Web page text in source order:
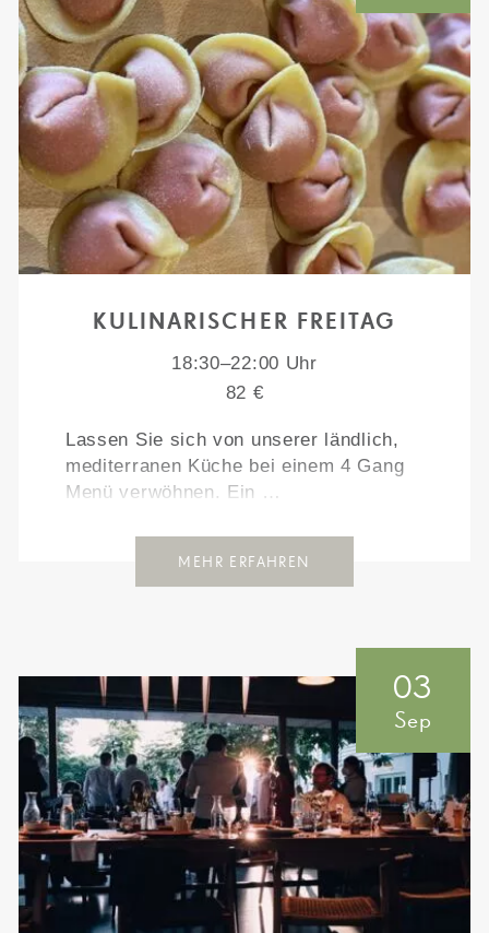
KULINARISCHER FREITAG
18:30–22:00 Uhr
82 €
Lassen Sie sich von unserer ländlich,
mediterranen Küche bei einem 4 Gang
Menü verwöhnen. Ein …
MEHR ERFAHREN
03
Sep